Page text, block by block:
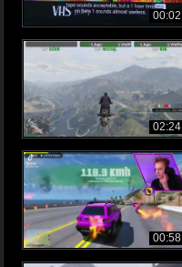
00:02
02:24
00:58